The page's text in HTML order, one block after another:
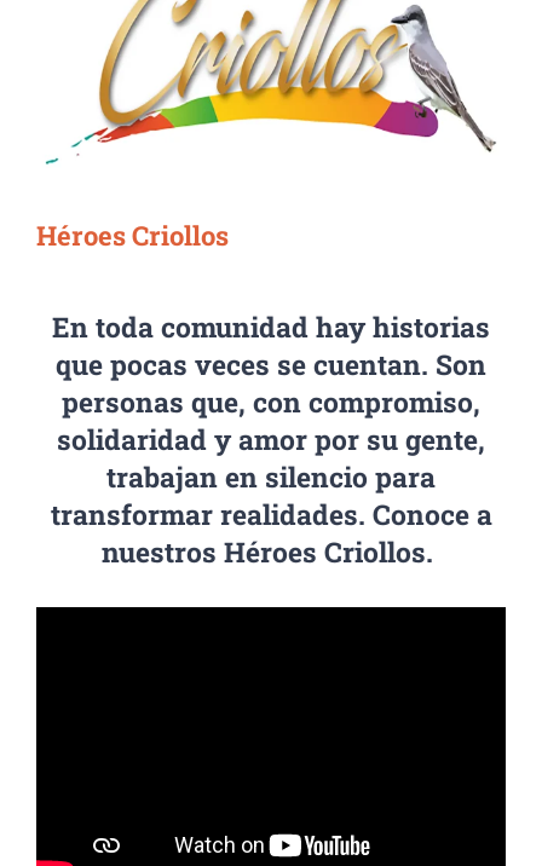
Héroes Criollos
En toda comunidad hay historias
que pocas veces se cuentan. Son
personas que, con compromiso,
solidaridad y amor por su gente,
trabajan en silencio para
transformar realidades. Conoce a
nuestros Héroes Criollos.